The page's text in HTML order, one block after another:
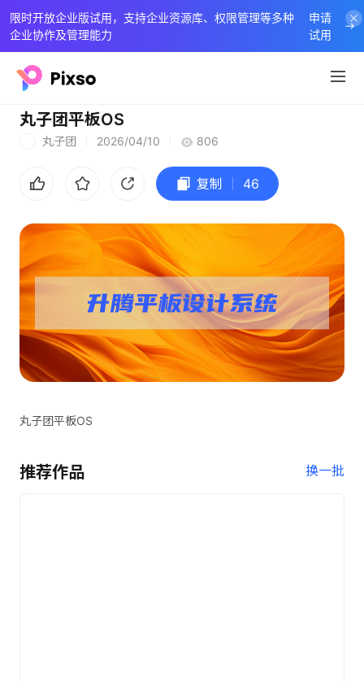
限时开放企业版试用，支持企业资源库、权限管理等多种
企业协作及管理能力
申请
试用
丸子团平板OS
丸子团 2026/04/10 806
复制 46
丸子团平板OS
推荐作品 换一批